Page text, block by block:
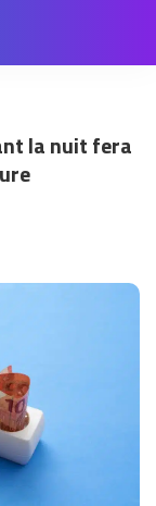
la nuit fera